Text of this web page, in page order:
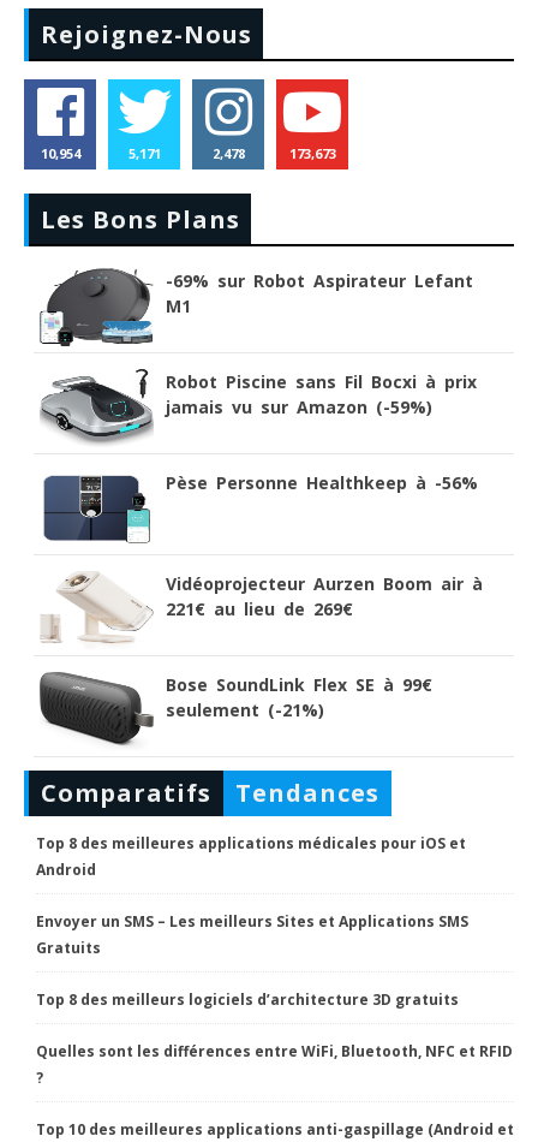
Rejoignez-Nous
10,954 5,171 2,478 173,673
Les Bons Plans
-69% sur Robot Aspirateur Lefant
M1
Robot Piscine sans Fil Bocxi à prix
jamais vu sur Amazon (-59%)
Pèse Personne Healthkeep à -56%
Vidéoprojecteur Aurzen Boom air à
221€ au lieu de 269€
Bose SoundLink Flex SE à 99€
seulement (-21%)
Comparatifs Tendances
Top 8 des meilleures applications médicales pour iOS et
Android
Envoyer un SMS – Les meilleurs Sites et Applications SMS
Gratuits
Top 8 des meilleurs logiciels d’architecture 3D gratuits
Quelles sont les différences entre WiFi, Bluetooth, NFC et RFID
?
Top 10 des meilleures applications anti-gaspillage (Android et